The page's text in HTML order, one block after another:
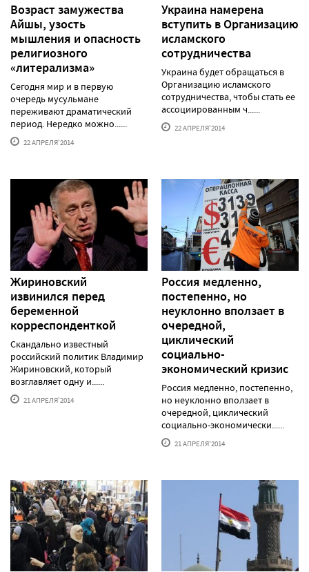
Возраст замужества
Айшы, узость
мышления и опасность
религиозного
«литерализма»
Сегодня мир и в первую
очередь мусульмане
переживают драматический
период. Нередко можно......
22 АПРЕЛЯ'2014
Украина намерена
вступить в Организацию
исламского
сотрудничества
Украина будет обращаться в
Организацию исламского
сотрудничества, чтобы стать ее
ассоциированным ч......
22 АПРЕЛЯ'2014
Жириновский
извинился перед
беременной
корреспонденткой
Скандально известный
российский политик Владимир
Жириновский, который
возглавляет одну и......
21 АПРЕЛЯ'2014
Россия медленно,
постепенно, но
неуклонно вползает в
очередной,
циклический
социально-
экономический кризис
Россия медленно, постепенно,
но неуклонно вползает в
очередной, циклический
социально-экономически......
21 АПРЕЛЯ'2014